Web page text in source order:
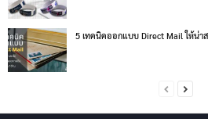
5 เทคนิคออกแบบ Direct Mail ให้น่า